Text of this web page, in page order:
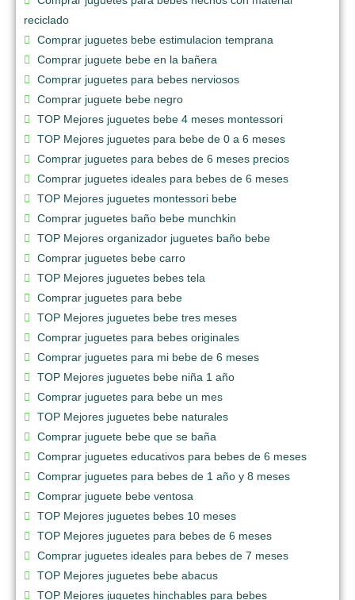
reciclado
Comprar juguetes bebe estimulacion temprana
Comprar juguete bebe en la bañera
Comprar juguetes para bebes nerviosos
Comprar juguete bebe negro
TOP Mejores juguetes bebe 4 meses montessori
TOP Mejores juguetes para bebe de 0 a 6 meses
Comprar juguetes para bebes de 6 meses precios
Comprar juguetes ideales para bebes de 6 meses
TOP Mejores juguetes montessori bebe
Comprar juguetes baño bebe munchkin
TOP Mejores organizador juguetes baño bebe
Comprar juguetes bebe carro
TOP Mejores juguetes bebes tela
Comprar juguetes para bebe
TOP Mejores juguetes bebe tres meses
Comprar juguetes para bebes originales
Comprar juguetes para mi bebe de 6 meses
TOP Mejores juguetes bebe niña 1 año
Comprar juguetes para bebe un mes
TOP Mejores juguetes bebe naturales
Comprar juguete bebe que se baña
Comprar juguetes educativos para bebes de 6 meses
Comprar juguetes para bebes de 1 año y 8 meses
Comprar juguete bebe ventosa
TOP Mejores juguetes bebes 10 meses
TOP Mejores juguetes para bebes de 6 meses
Comprar juguetes ideales para bebes de 7 meses
TOP Mejores juguetes bebe abacus
TOP Mejores juguetes hinchables para bebes